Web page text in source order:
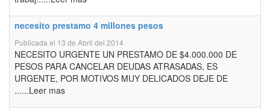
necesito prestamo 4 millones pesos
Publicada el 13 de Abril del 2014
NECESITO URGENTE UN PRESTAMO DE $4.000.000 DE
PESOS PARA CANCELAR DEUDAS ATRASADAS, ES
URGENTE, POR MOTIVOS MUY DELICADOS DEJE DE
......Leer mas